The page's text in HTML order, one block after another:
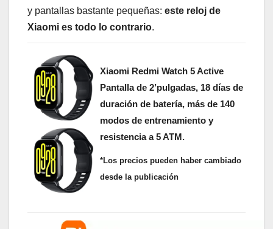
y pantallas bastante pequeñas: este reloj de
Xiaomi es todo lo contrario.
Xiaomi Redmi Watch 5 Active
Pantalla de 2’pulgadas, 18 días de
duración de batería, más de 140
modos de entrenamiento y
resistencia a 5 ATM.
*Los precios pueden haber cambiado
desde la publicación